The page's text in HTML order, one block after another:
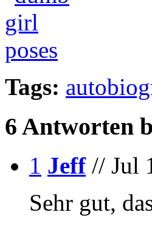
Tags:
6 Antworten
1 Jeff // Jul
Sehr gut,